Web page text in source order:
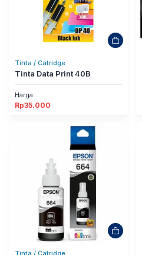
Tinta / Catridge
Tinta Data Print 40B
Harga
Rp35.000